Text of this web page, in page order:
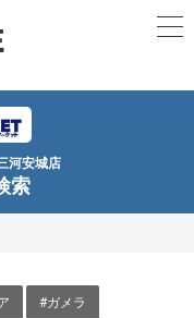
河安城店
索
#ガメラ